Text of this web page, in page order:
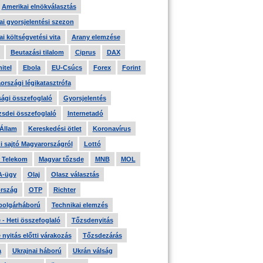
Amerikai elnökválasztás
gyorsjelentési szezon
költségvetési vita Arany elemzése
Beutazási tilalom Ciprus DAX
Ebola EU-Csúcs Forex Forint
légikatasztrófa
összefoglaló Gyorsjelentés
összefoglaló Internetadó
Kereskedési ötlet Koronavírus
sajtó Magyarországról Lottó
Telekom Magyar tőzsde MNB MOL
ügy Olaj Olasz választás
OTP Richter
Technikai elemzés
- Heti összefoglaló Tőzsdenyitás
nyitás előtti várakozás Tőzsdezárás
Ukrajnai háború Ukrán válság